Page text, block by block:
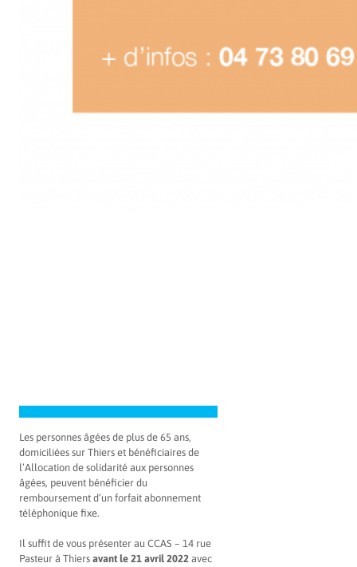
Les personnes âgées de plus de 65 ans,
domiciliées sur Thiers et bénéficiaires de
l’Allocation de solidarité aux personnes
âgées, peuvent bénéficier du
remboursement d’un forfait abonnement
téléphonique fixe.
Il suffit de vous présenter au CCAS – 14 rue
Pasteur à Thiers avant le 21 avril 2022 avec